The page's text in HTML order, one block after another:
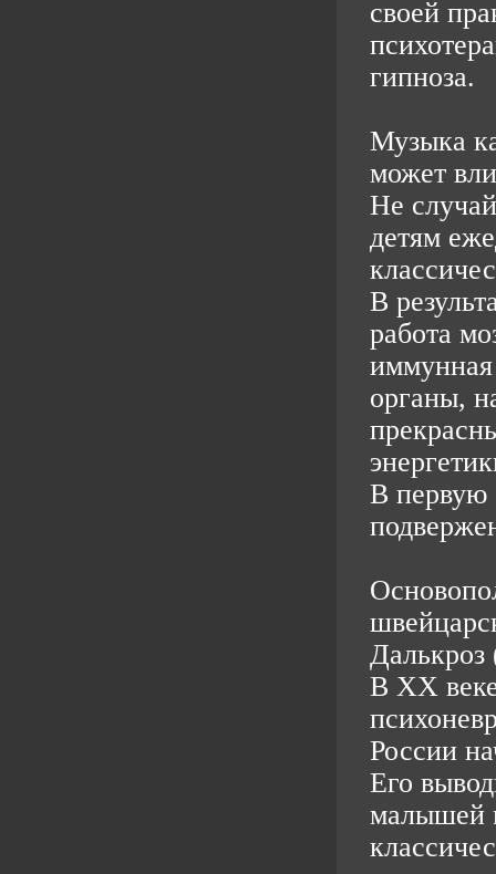
своей
гипноза.
Музыка
может
Не
детям
В
работа
органы,
В первую
Далькроз
В XX
России
Его
малышей